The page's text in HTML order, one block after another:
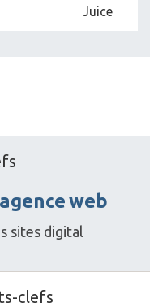
Juice
agenceweb
sites digital
clefs